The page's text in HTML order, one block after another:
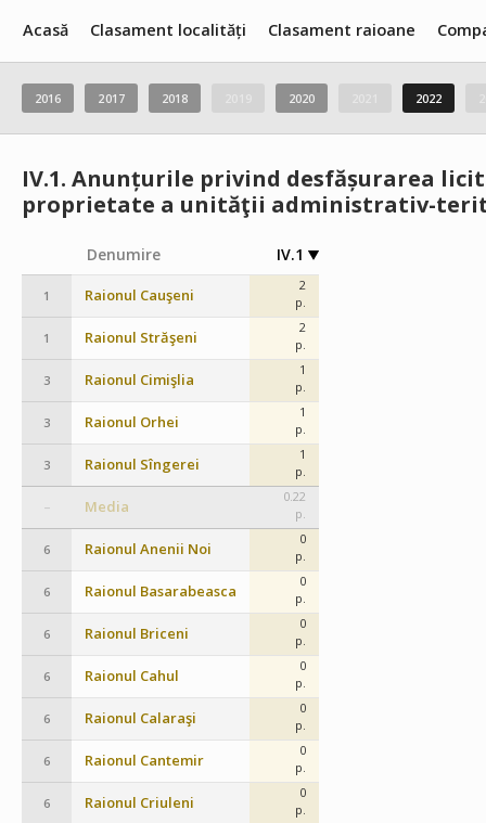
Acasă Clasament localități Clasament raioane
2016 2017 2018 2020 2022
IV.1. Anunțurile privind desfășurarea
proprietate a unităţii administrativ-
Denumire IV.1
1 Raionul Cauşeni
2
p.
1 Raionul Străşeni
2
p.
3 Raionul Cimişlia
1
p.
3 Raionul Orhei
1
p.
3 Raionul Sîngerei
1
p.
– Media
0.22
p.
6 Raionul Anenii Noi
0
p.
6 Raionul Basarabeasca
0
p.
6 Raionul Briceni
0
p.
6 Raionul Cahul
0
p.
6 Raionul Calaraşi
0
p.
6 Raionul Cantemir
0
p.
6 Raionul Criuleni
0
p.